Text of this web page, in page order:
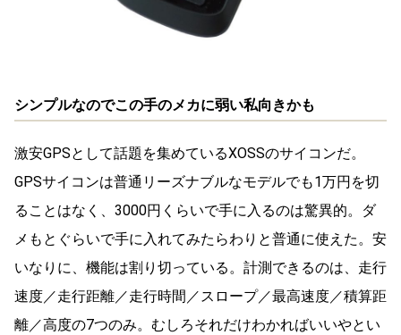
シンプルなのでこの手のメカに弱い私向きかも
激安GPSとして話題を集めているXOSSのサイコンだ。
GPSサイコンは普通リーズナブルなモデルでも1万円を切
ることはなく、3000円くらいで手に入るのは驚異的。ダ
メもとぐらいで手に入れてみたらわりと普通に使えた。安
いなりに、機能は割り切っている。計測できるのは、走行
速度／走行距離／走行時間／スロープ／最高速度／積算距
離／高度の7つのみ。むしろそれだけわかればいいやとい